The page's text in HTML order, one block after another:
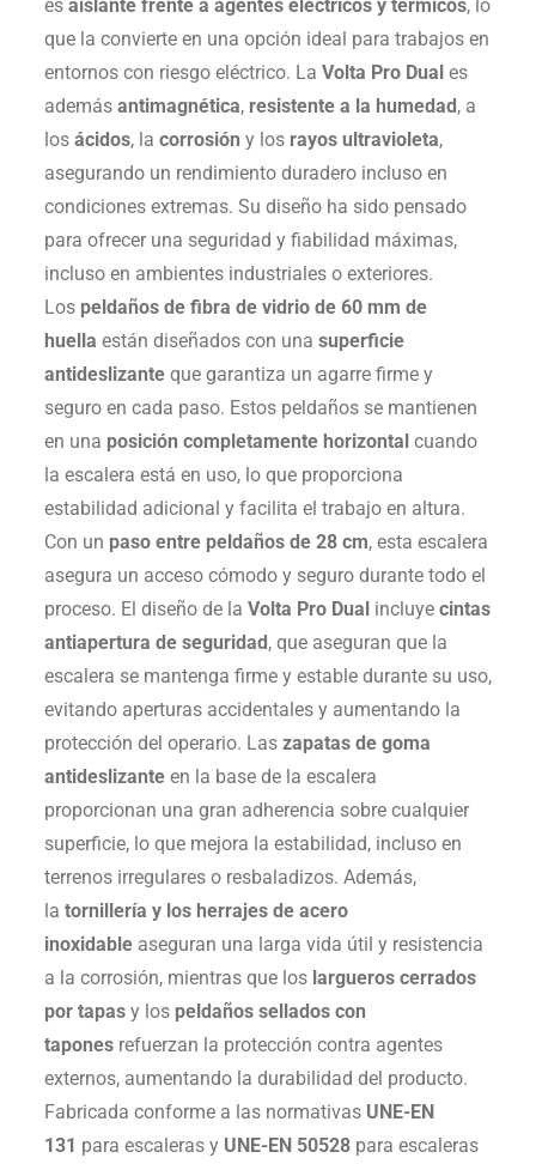
es aislante frente a agentes eléctricos y térmicos, lo
que la convierte en una opción ideal para trabajos en
entornos con riesgo eléctrico. La Volta Pro Dual es
además antimagnética, resistente a la humedad , a
los ácidos, la corrosión y los rayos ultravioleta,
asegurando un rendimiento duradero incluso en
condiciones extremas. Su diseño ha sido pensado
para ofrecer una seguridad y fiabilidad máximas,
incluso en ambientes industriales o exteriores.
Los peldaños de fibra de vidrio de 60 mm de
huella están diseñados con una superficie
antideslizanteque garantiza un agarre firme y
seguro en cada paso. Estos peldaños se mantienen
en una posición completamente horizontal cuando
la escalera está en uso, lo que proporciona
estabilidad adicional y facilita el trabajo en altura.
Con un paso entre peldaños de 28 cm, esta escalera
asegura un acceso cómodo y seguro durante todo el
proceso. El diseño de la Volta Pro Dual incluye cintas
antiapertura de seguridad , que aseguran que la
escalera se mantenga firme y estable durante su uso,
evitando aperturas accidentales y aumentando la
protección del operario. Las zapatas de goma
antideslizanteen la base de la escalera
proporcionan una gran adherencia sobre cualquier
superficie, lo que mejora la estabilidad, incluso en
terrenos irregulares o resbaladizos. Además,
la tornillería y los herrajes de acero
inoxidableaseguran una larga vida útil y resistencia
a la corrosión, mientras que los largueros cerrados
por tapasy los peldaños sellados con
taponesrefuerzan la protección contra agentes
externos, aumentando la durabilidad del producto.
Fabricada conforme a las normativas UNE-EN
131 para escaleras y UNE-EN 50528para escaleras